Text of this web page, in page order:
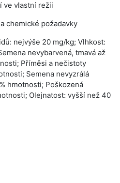
ve vlastní režii
chemické požadavky
nejvýše 20 mg/kg; Vlhkost:
nevybarvená, tmavá až
Příměsi a nečistoty
Semena nevyzrálá
hmotnosti; Poškozená
Olejnatost: vyšší než 40